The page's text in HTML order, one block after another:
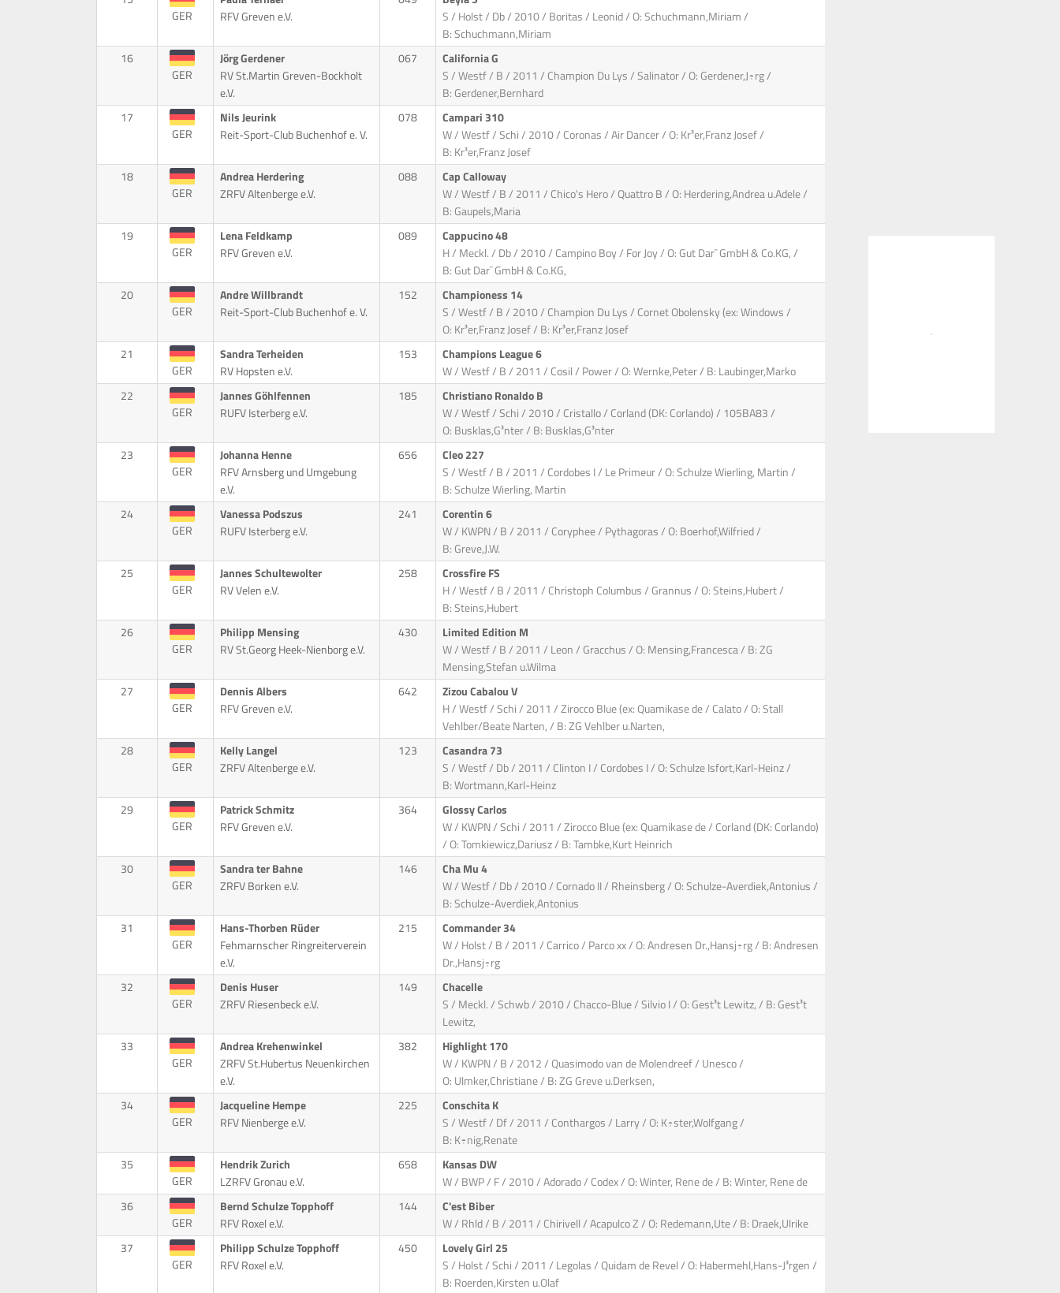
GER
RFV Greven e.V.
S / Holst / Db / 2010 / Boritas / Leonid / O: Schuchmann,Miriam /
B: Schuchmann,Miriam
16
GER
Jörg Gerdener
RV St.Martin Greven-Bockholt
e.V.
067
California G
S / Westf / B / 2011 / Champion Du Lys / Salinator / O: Gerdener,J÷rg /
B: Gerdener,Bernhard
17
GER
Nils Jeurink
Reit-Sport-Club Buchenhof e. V.
078
Campari 310
W / Westf / Schi / 2010 / Coronas / Air Dancer / O: Kr³er,Franz Josef /
B: Kr³er,Franz Josef
18
GER
Andrea Herdering
ZRFV Altenberge e.V.
088
Cap Calloway
W / Westf / B / 2011 / Chico's Hero / Quattro B / O: Herdering,Andrea u.Adele /
B: Gaupels,Maria
19
GER
Lena Feldkamp
RFV Greven e.V.
089
Cappucino 48
H / Meckl. / Db / 2010 / Campino Boy / For Joy / O: Gut Dar¯ GmbH & Co.KG, /
B: Gut Dar¯ GmbH & Co.KG,
20
GER
Andre Willbrandt
Reit-Sport-Club Buchenhof e. V.
152
Championess 14
S / Westf / B / 2010 / Champion Du Lys / Cornet Obolensky (ex: Windows /
O: Kr³er,Franz Josef / B: Kr³er,Franz Josef
21
GER
Sandra Terheiden
RV Hopsten e.V.
153
Champions League 6
W / Westf / B / 2011 / Cosil / Power / O: Wernke,Peter / B: Laubinger,Marko
22
GER
Jannes Göhlfennen
RUFV Isterberg e.V.
185
Christiano Ronaldo B
W / Westf / Schi / 2010 / Cristallo / Corland (DK: Corlando) / 105BA83 /
O: Busklas,G³nter / B: Busklas,G³nter
23
GER
Johanna Henne
RFV Arnsberg und Umgebung
e.V.
656
Cleo 227
S / Westf / B / 2011 / Cordobes I / Le Primeur / O: Schulze Wierling, Martin /
B: Schulze Wierling, Martin
24
GER
Vanessa Podszus
RUFV Isterberg e.V.
241
Corentin 6
W / KWPN / B / 2011 / Coryphee / Pythagoras / O: Boerhof,Wilfried /
B: Greve,J.W.
25
GER
Jannes Schultewolter
RV Velen e.V.
258
Crossfire FS
H / Westf / B / 2011 / Christoph Columbus / Grannus / O: Steins,Hubert /
B: Steins,Hubert
26
GER
Philipp Mensing
RV St.Georg Heek-Nienborg e.V.
430
Limited Edition M
W / Westf / B / 2011 / Leon / Gracchus / O: Mensing,Francesca / B: ZG
Mensing,Stefan u.Wilma
27
GER
Dennis Albers
RFV Greven e.V.
642
Zizou Cabalou V
H / Westf / Schi / 2011 / Zirocco Blue (ex: Quamikase de / Calato / O: Stall
Vehlber/Beate Narten, / B: ZG Vehlber u.Narten,
28
GER
Kelly Langel
ZRFV Altenberge e.V.
123
Casandra 73
S / Westf / Db / 2011 / Clinton I / Cordobes I / O: Schulze Isfort,Karl-Heinz /
B: Wortmann,Karl-Heinz
29
GER
Patrick Schmitz
RFV Greven e.V.
364
Glossy Carlos
W / KWPN / Schi / 2011 / Zirocco Blue (ex: Quamikase de / Corland (DK: Corlando)
/ O: Tomkiewicz,Dariusz / B: Tambke,Kurt Heinrich
30
GER
Sandra ter Bahne
ZRFV Borken e.V.
146
Cha Mu 4
W / Westf / Db / 2010 / Cornado II / Rheinsberg / O: Schulze-Averdiek,Antonius /
B: Schulze-Averdiek,Antonius
31
GER
Hans-Thorben Rüder
Fehmarnscher Ringreiterverein
e.V.
215
Commander 34
W / Holst / B / 2011 / Carrico / Parco xx / O: Andresen Dr.,Hansj÷rg / B: Andresen
Dr.,Hansj÷rg
32
GER
Denis Huser
ZRFV Riesenbeck e.V.
149
Chacelle
S / Meckl. / Schwb / 2010 / Chacco-Blue / Silvio I / O: Gest³t Lewitz, / B: Gest³t
Lewitz,
33
GER
Andrea Krehenwinkel
ZRFV St.Hubertus Neuenkirchen
e.V.
382
Highlight 170
W / KWPN / B / 2012 / Quasimodo van de Molendreef / Unesco /
O: Ulmker,Christiane / B: ZG Greve u.Derksen,
34
GER
Jacqueline Hempe
RFV Nienberge e.V.
225
Conschita K
S / Westf / Df / 2011 / Conthargos / Larry / O: K÷ster,Wolfgang /
B: K÷nig,Renate
35
GER
Hendrik Zurich
LZRFV Gronau e.V.
658
Kansas DW
W / BWP / F / 2010 / Adorado / Codex / O: Winter, Rene de / B: Winter, Rene de
36
GER
Bernd Schulze Topphoff
RFV Roxel e.V.
144
C'est Biber
W / Rhld / B / 2011 / Chirivell / Acapulco Z / O: Redemann,Ute / B: Draek,Ulrike
37
GER
Philipp Schulze Topphoff
RFV Roxel e.V.
450
Lovely Girl 25
S / Holst / Schi / 2011 / Legolas / Quidam de Revel / O: Habermehl,Hans-J³rgen /
B: Roerden,Kirsten u.Olaf